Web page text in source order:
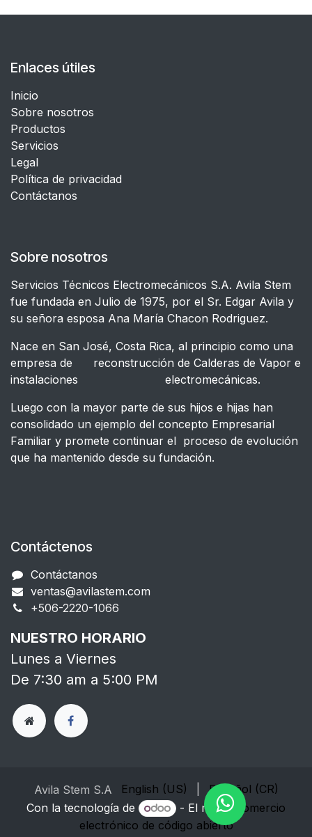
Enlaces útiles
Inicio
Sobre nosotros
Productos
Servicios
Legal
​Política de privacidad
Contáctanos
Sobre nosotros
Servicios Técnicos Electromecánicos S.A. Avila Stem
fue fundada en Julio de 1975, por el Sr. Edgar Avila y
su señora esposa Ana María Chacon Rodriguez.
Nace en San José, Costa Rica, al principio como una
empresa de reconstrucción de Calderas de Vapor e
instalaciones electromecánicas.
Luego con la mayor parte de sus hijos e hijas han
consolidado un ejemplo del concepto Empresarial
Familiar y promete continuar el proceso de evolución
que ha mantenido desde su fundación.
Contáctenos
Contáctanos
ventas@avilastem.com
+506-2220-1066​
NUESTRO HORARIO
Lunes a Viernes
De 7:30 am a 5:00 PM
Avila Stem S.A English (US)
Español (CR)
Con la tecnología de
- El mejor Comercio
electrónico de código abierto